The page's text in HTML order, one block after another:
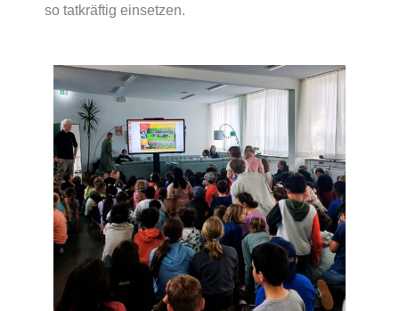
so tatkräftig einsetzen.